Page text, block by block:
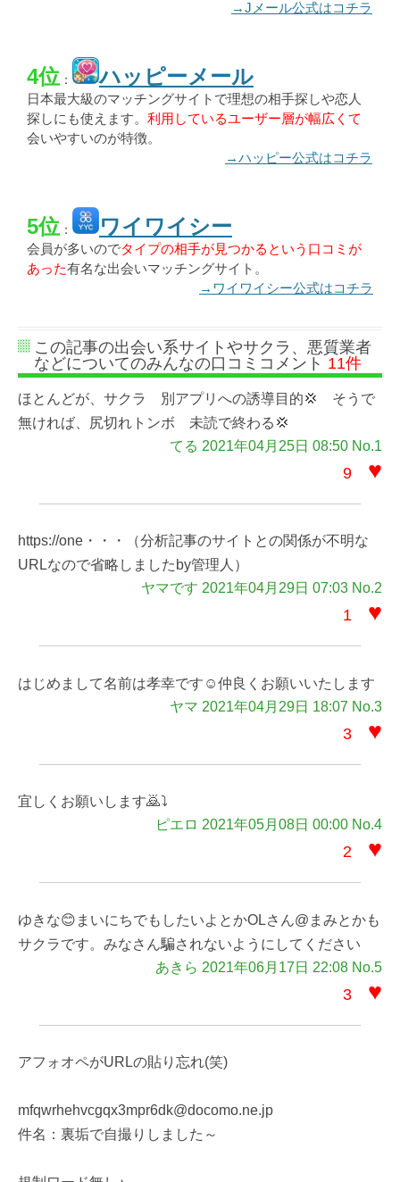
→Jメール公式はコチラ
4位 ： ハッピーメール
日本最大級のマッチングサイトで理想の相手探しや恋人
探しにも使えます。 利用しているユーザー層が幅広くて
会いやすいのが特徴。
→ハッピー公式はコチラ
5位 ： ワイワイシー
会員が多いのでタイプの相手が見つかるという口コミが
あった有名な出会いマッチングサイト。
→ワイワイシー公式はコチラ
この記事の出会い系サイトやサクラ、悪質業者
などについてのみんなの口コミコメント 11件
ほとんどが、サクラ 別アプリへの誘導目的💢 そうで
無ければ、尻切れトンボ 未読で終わる💢
てる 2021年04月25日 08:50 No.1
9 ♥
https://one・・・（分析記事のサイトとの関係が不明な
URLなので省略しましたby管理人）
ヤマです 2021年04月29日 07:03 No.2
1 ♥
はじめまして名前は孝幸です☺️仲良くお願いいたします
ヤマ 2021年04月29日 18:07 No.3
3 ♥
宜しくお願いします🙇⤵️
ピエロ 2021年05月08日 00:00 No.4
2 ♥
ゆきな😊まいにちでもしたいよとかOLさん@まみとかも
サクラです。みなさん騙されないようにしてください
あきら 2021年06月17日 22:08 No.5
3 ♥
アフォオペがURLの貼り忘れ(笑)
mfqwrhehvcgqx3mpr6dk@docomo.ne.jp
件名：裏垢で自撮りしました～